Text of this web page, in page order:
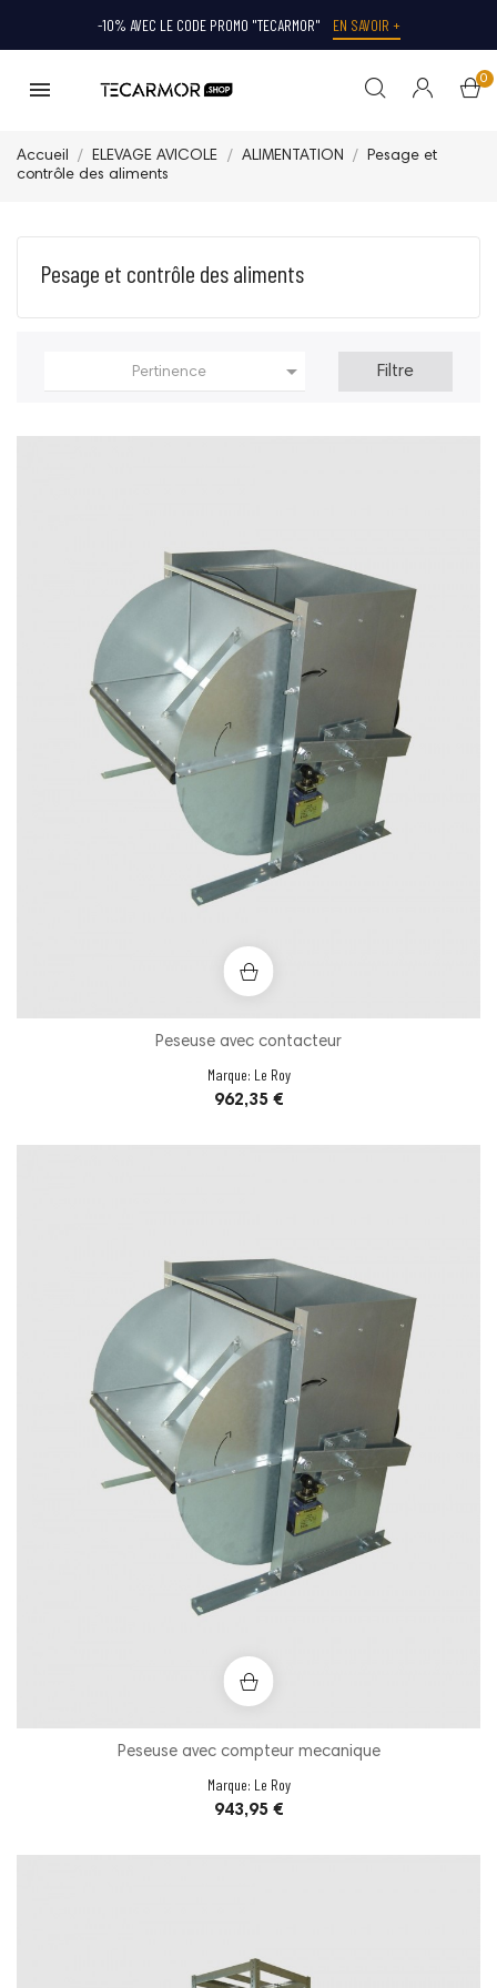
-10% AVEC LE CODE PROMO "TECARMOR" EN SAVOIR +
0
Accueil ELEVAGE AVICOLE ALIMENTATION
Pesage et
contrôle des aliments
Pesage et contrôle des aliments
Pertinence  Filtre
Peseuse avec contacteur
Marque: Le Roy
Prix
962,35 €
Peseuse avec compteur mecanique
Marque: Le Roy
Prix
943,95 €